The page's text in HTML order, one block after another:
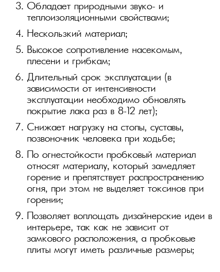
Обладает природными звуко- и
теплоизоляционными свойствами;
Нескользкий материал;
Высокое сопротивление насекомым,
плесени и грибкам;
Длительный срок эксплуатации (в
зависимости от интенсивности
эксплуатации необходимо обновлять
покрытие лака раз в 8–12 лет);
Снижает нагрузку на стопы, суставы,
позвоночник человека при ходьбе;
По огнестойкости пробковый материал
относят материалу, который замедляет
горение и препятствует распространению
огня, при этом не выделяет токсинов при
горении;
Позволяет воплощать дизайнерские идеи в
интерьере, так как не зависит от
замкового расположения, а пробковые
плиты могут иметь различные размеры;